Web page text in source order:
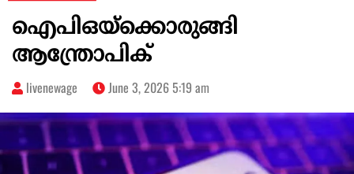
ഐപിഒയ്ക്കൊരുങ്ങി
ആന്ത്രോപിക്
livenewage June 3, 2026 5:19 am